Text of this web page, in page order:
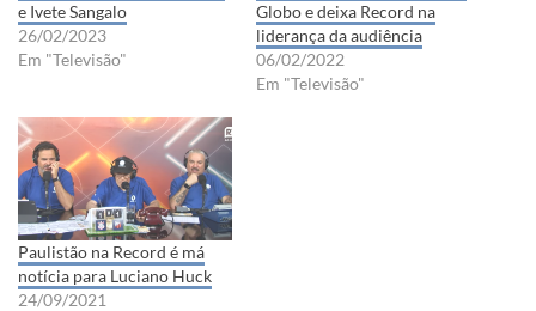
e Ivete Sangalo
26/02/2023
Em "Televisão"
Globo e deixa Record na
liderança da audiência
06/02/2022
Em "Televisão"
Paulistão na Record é má
notícia para Luciano Huck
24/09/2021